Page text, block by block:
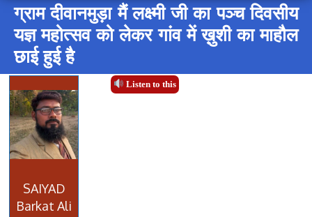
ग्राम दीवानमुड़ा मैं लक्ष्मी जी का पञ्च दिवसीय
यज्ञ महोत्सव को लेकर गांव में ख़ुशी का माहौल
छाई हुई है
Listen to this
SAIYAD
Barkat Ali